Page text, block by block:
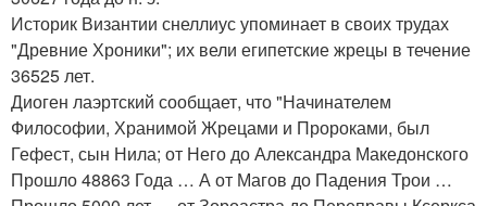
Историк Византии снеллиус упоминает в своих трудах
"Древние Хроники"; их вели египетские жрецы в течение
36525 лет.
Диоген лаэртский сообщает, что "Начинателем
Философии, Хранимой Жрецами и Пророками, был
Гефест, сын Нила; от Него до Александра Македонского
Прошло 48863 Года … А от Магов до Падения Трои …